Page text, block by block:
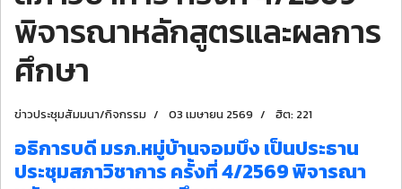
พิจารณาหลักสูตรและผลการ
ศึกษา
ข่าวประชุมสัมมนา/กิจกรรม 03 เมษายน 2569 ฮิต: 221
อธิการบดี มรภ.หมู่บ้านจอมบึง เป็นประธาน
ประชุมสภาวิชาการ ครั้งที่ 4/2569 พิจารณา